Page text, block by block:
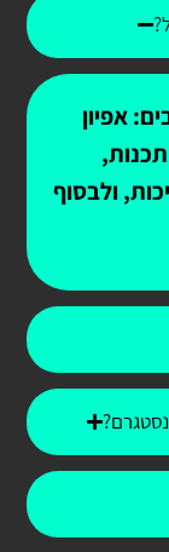
אפיון
ולבסוף